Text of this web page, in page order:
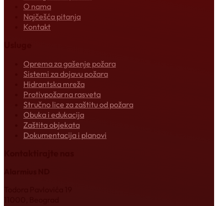
O nama
Najčešća pitanja
Kontakt
Oprema za gašenje požara
Sistemi za dojavu požara
Hidrantska mreža
Protivpožarna rasveta
Stručno lice za zaštitu od požara
Obuka i edukacija
Zaštita objekata
Dokumentacija i planovi